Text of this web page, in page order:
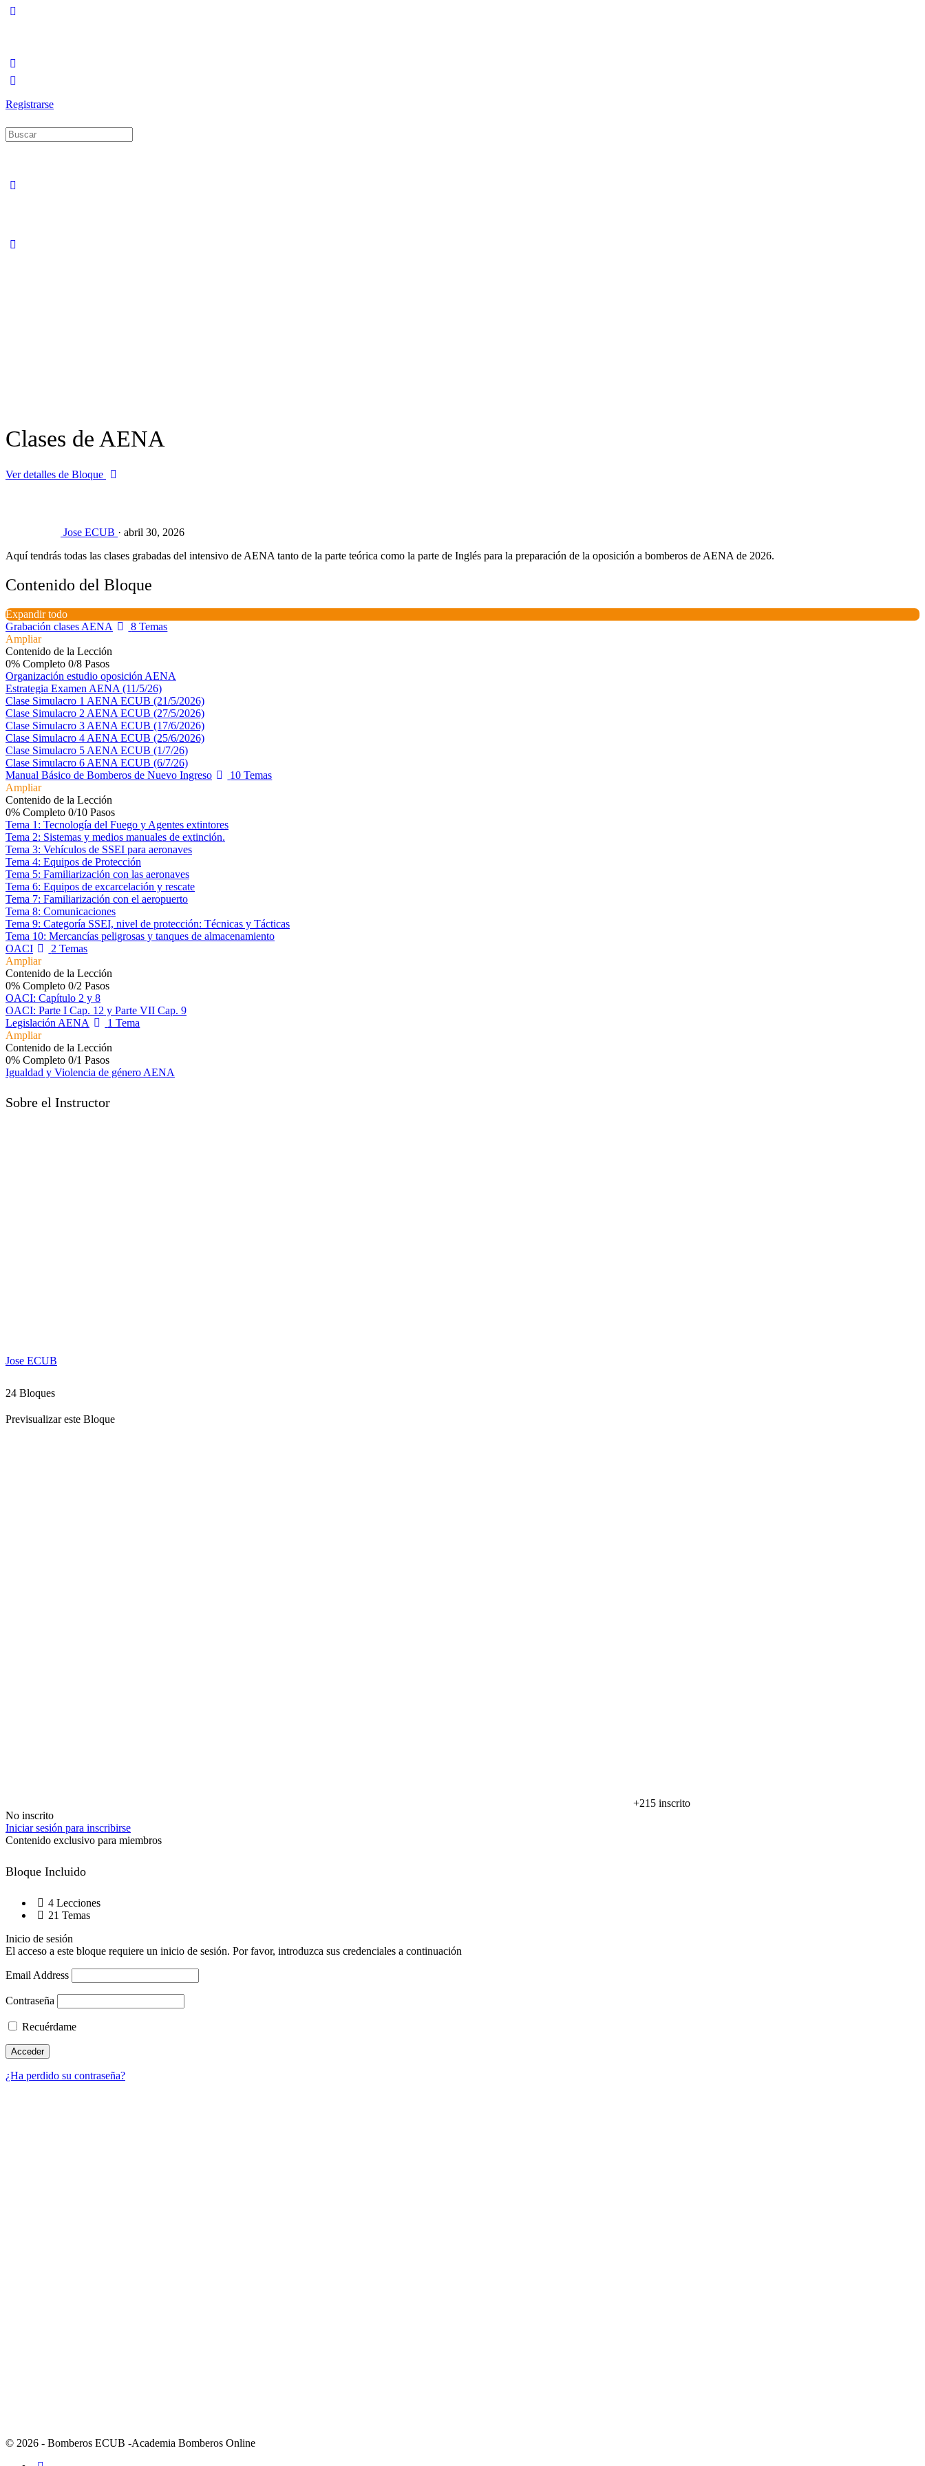
Registrarse
Buscar:
Clases de AENA
Ver detalles de Bloque
Jose ECUB · abril 30, 2026
Aquí tendrás todas las clases grabadas del intensivo de AENA tanto de la parte teórica como la parte de Inglés para la preparación de la oposición a bomberos de AENA de 2026.
Contenido del Bloque
Expandir todo
Grabación clases AENA
8 Temas
Ampliar
Contenido de la Lección
0% Completo 0/8 Pasos
Organización estudio oposición AENA
Estrategia Examen AENA (11/5/26)
Clase Simulacro 1 AENA ECUB (21/5/2026)
Clase Simulacro 2 AENA ECUB (27/5/2026)
Clase Simulacro 3 AENA ECUB (17/6/2026)
Clase Simulacro 4 AENA ECUB (25/6/2026)
Clase Simulacro 5 AENA ECUB (1/7/26)
Clase Simulacro 6 AENA ECUB (6/7/26)
Manual Básico de Bomberos de Nuevo Ingreso
10 Temas
Ampliar
Contenido de la Lección
0% Completo 0/10 Pasos
Tema 1: Tecnología del Fuego y Agentes extintores
Tema 2: Sistemas y medios manuales de extinción.
Tema 3: Vehículos de SSEI para aeronaves
Tema 4: Equipos de Protección
Tema 5: Familiarización con las aeronaves
Tema 6: Equipos de excarcelación y rescate
Tema 7: Familiarización con el aeropuerto
Tema 8: Comunicaciones
Tema 9: Categoría SSEI, nivel de protección: Técnicas y Tácticas
Tema 10: Mercancías peligrosas y tanques de almacenamiento
OACI
2 Temas
Ampliar
Contenido de la Lección
0% Completo 0/2 Pasos
OACI: Capítulo 2 y 8
OACI: Parte I Cap. 12 y Parte VII Cap. 9
Legislación AENA
1 Tema
Ampliar
Contenido de la Lección
0% Completo 0/1 Pasos
Igualdad y Violencia de género AENA
Sobre el Instructor
Jose ECUB
24 Bloques
Previsualizar este Bloque
+215 inscrito
No inscrito
Iniciar sesión para inscribirse
Contenido exclusivo para miembros
Bloque Incluido
4 Lecciones
21 Temas
Inicio de sesión
El acceso a este bloque requiere un inicio de sesión. Por favor, introduzca sus credenciales a continuación
Email Address
Contraseña
Recuérdame
¿Ha perdido su contraseña?
© 2026 - Bomberos ECUB -Academia Bomberos Online